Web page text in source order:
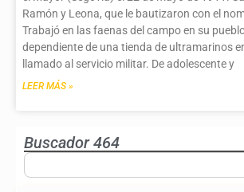
Ramón y Leona, que le bautizaron con el
Trabajó en las faenas del campo en su
dependiente de una tienda de ultramarinos
llamado al servicio militar. De adolescente y
LEER MÁS »
Buscador 464